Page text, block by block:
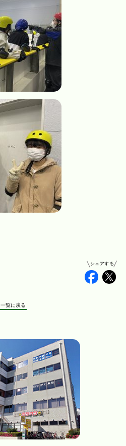
シェアする
一覧に戻る